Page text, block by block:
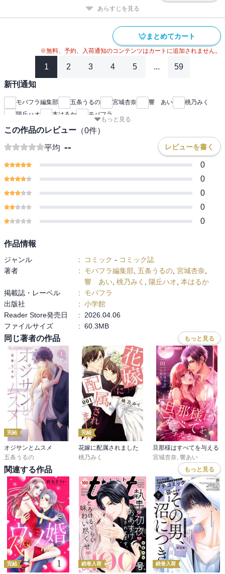
あらすじを見る
まとめてカート
※無料、予約、入荷通知のコンテンツはカートに追加されません。
1 2 3 4 5 ... 59
新刊通知
モバフラ編集部 五条うるの 宮城杏奈 響 あい
桃乃みく
陽丘ハオ
本はるか モバフラ
もっと見る
この作品のレビュー （0件）
平均 -- レビューを書く
0
0
0
0
0
作品情報
ジャンル : コミック - コミック誌
著者
: モバフラ編集部 五条うるの 宮城杏奈
響 あい 桃乃みく 陽丘ハオ 本はるか
掲載誌・レーベル
:
モバフラ
出版社
: 小学館
Reader Store発売日
:
2026.04.06
ファイルサイズ
: 60.3MB
同じ著者の作品 もっと見る
完結
オジサンとムスメ
五条うるの
完結
花嫁に配属されました
桃乃みく
旦那様はすべてを与える
宮城杏奈, 響あい
関連する作品 もっと見る
完結 続巻入荷 続巻入荷